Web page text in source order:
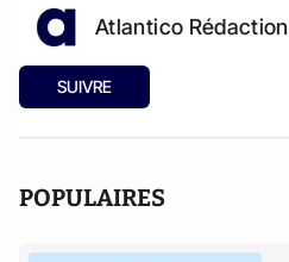
Atlantico Rédaction
SUIVRE
POPULAIRES